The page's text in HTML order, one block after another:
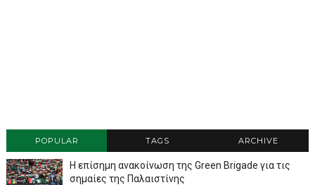
POPULAR TAGS ARCHIVE
Η επίσημη ανακοίνωση της Green Brigade για τις
σημαίες της Παλαιστίνης